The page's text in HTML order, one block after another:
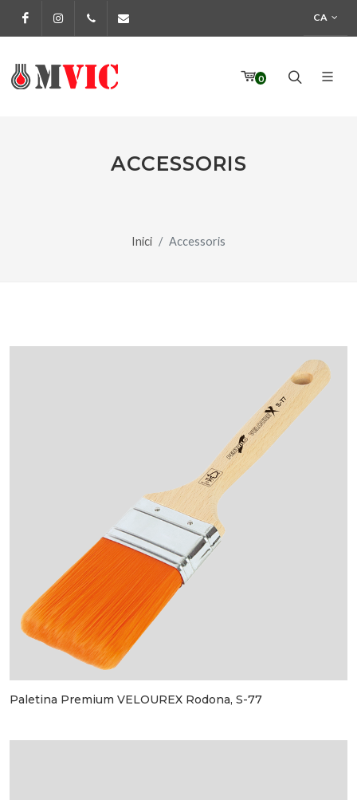
FacebookInstagram972 170 160 CA
0
ACCESSORIS
Inici Accessoris
Paletina Premium VELOUREX Rodona, S-77